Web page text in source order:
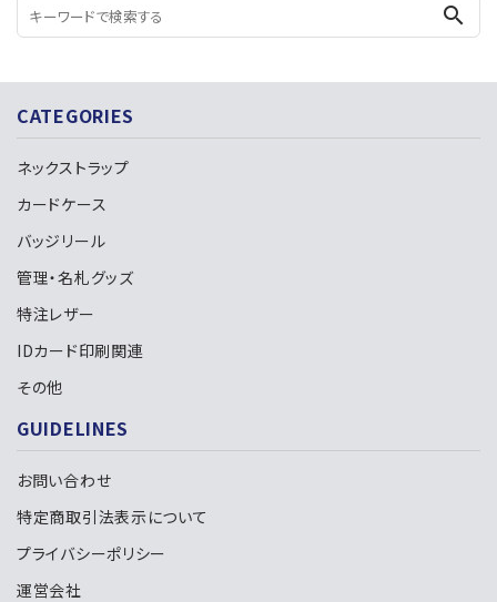
search
CATEGORIES
ネックストラップ
カードケース
バッジリール
管理・名札グッズ
特注レザー
IDカード印刷関連
その他
GUIDELINES
お問い合わせ
特定商取引法表示について
プライバシーポリシー
運営会社